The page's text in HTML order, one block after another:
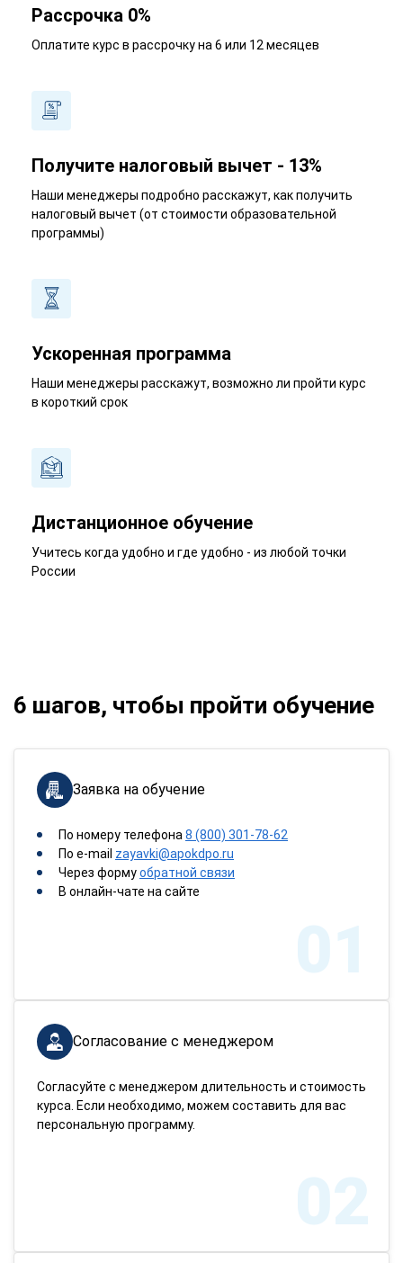
Рассрочка 0%
Оплатите курс в рассрочку на 6 или 12 месяцев
Получите налоговый вычет - 13%
Наши менеджеры подробно расскажут, как получить
налоговый вычет (от стоимости образовательной
программы)
Ускоренная программа
Наши менеджеры расскажут, возможно ли пройти курс
в короткий срок
Дистанционное обучение
Учитесь когда удобно и где удобно - из любой точки
России
6 шагов, чтобы пройти обучение
Заявка на обучение
По номеру телефона 8 (800) 301-78-62
По e-mail zayavki@apokdpo.ru
Через формуобратной связи
В онлайн-чате на сайте
01
Согласование с менеджером
Согласуйте с менеджером длительность и стоимость
курса. Если необходимо, можем составить для вас
персональную программу.
02